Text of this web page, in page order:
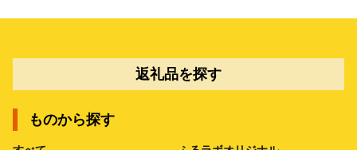
返礼品を探す
ものから探す